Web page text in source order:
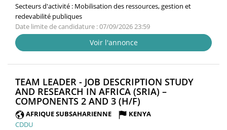
Secteurs d'activité : Mobilisation des ressources, gestion et
redevabilité publiques
Date limite de candidature : 07/09/2026 23:59
Voir l'annonce
TEAM LEADER - JOB DESCRIPTION STUDY
AND RESEARCH IN AFRICA (SRIA) –
COMPONENTS 2 AND 3 (H/F) (NOUVELLE
FENÊTRE)
AFRIQUE SUBSAHARIENNE
KENYA
CDDU